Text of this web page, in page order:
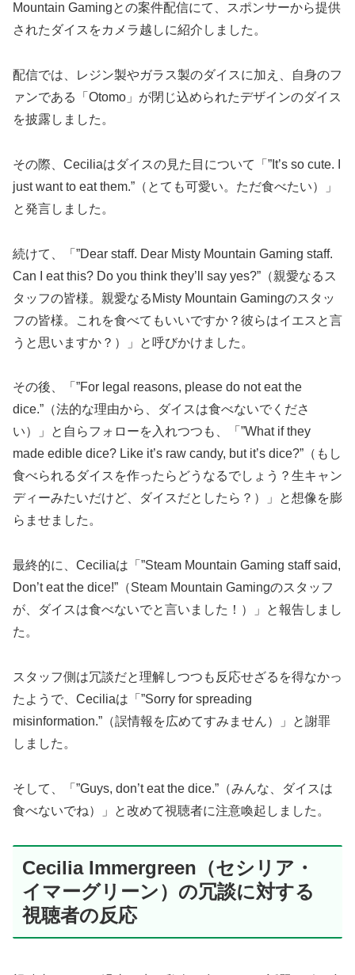
Mountain Gamingとの案件配信にて、スポンサーから提供
されたダイスをカメラ越しに紹介しました。
配信では、レジン製やガラス製のダイスに加え、自身のフ
ァンである「Otomo」が閉じ込められたデザインのダイス
を披露しました。
その際、Ceciliaはダイスの見た目について「”It’s so cute. I
just want to eat them.”（とても可愛い。ただ食べたい）」
と発言しました。
続けて、「”Dear staff. Dear Misty Mountain Gaming staff.
Can I eat this? Do you think they’ll say yes?”（親愛なるス
タッフの皆様。親愛なるMisty Mountain Gamingのスタッ
フの皆様。これを食べてもいいですか？彼らはイエスと言
うと思いますか？）」と呼びかけました。
その後、「”For legal reasons, please do not eat the
dice.”（法的な理由から、ダイスは食べないでくださ
い）」と自らフォローを入れつつも、「”What if they
made edible dice? Like it’s raw candy, but it’s dice?”（もし
食べられるダイスを作ったらどうなるでしょう？生キャン
ディーみたいだけど、ダイスだとしたら？）」と想像を膨
らませました。
最終的に、Ceciliaは「”Steam Mountain Gaming staff said,
Don’t eat the dice!”（Steam Mountain Gamingのスタッフ
が、ダイスは食べないでと言いました！）」と報告しまし
た。
スタッフ側は冗談だと理解しつつも反応せざるを得なかっ
たようで、Ceciliaは「”Sorry for spreading
misinformation.”（誤情報を広めてすみません）」と謝罪
しました。
そして、「”Guys, don’t eat the dice.”（みんな、ダイスは
食べないでね）」と改めて視聴者に注意喚起しました。
Cecilia Immergreen（セシリア・
イマーグリーン）の冗談に対する
視聴者の反応